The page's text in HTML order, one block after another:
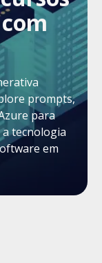
prompts,
para
tecnologia
em